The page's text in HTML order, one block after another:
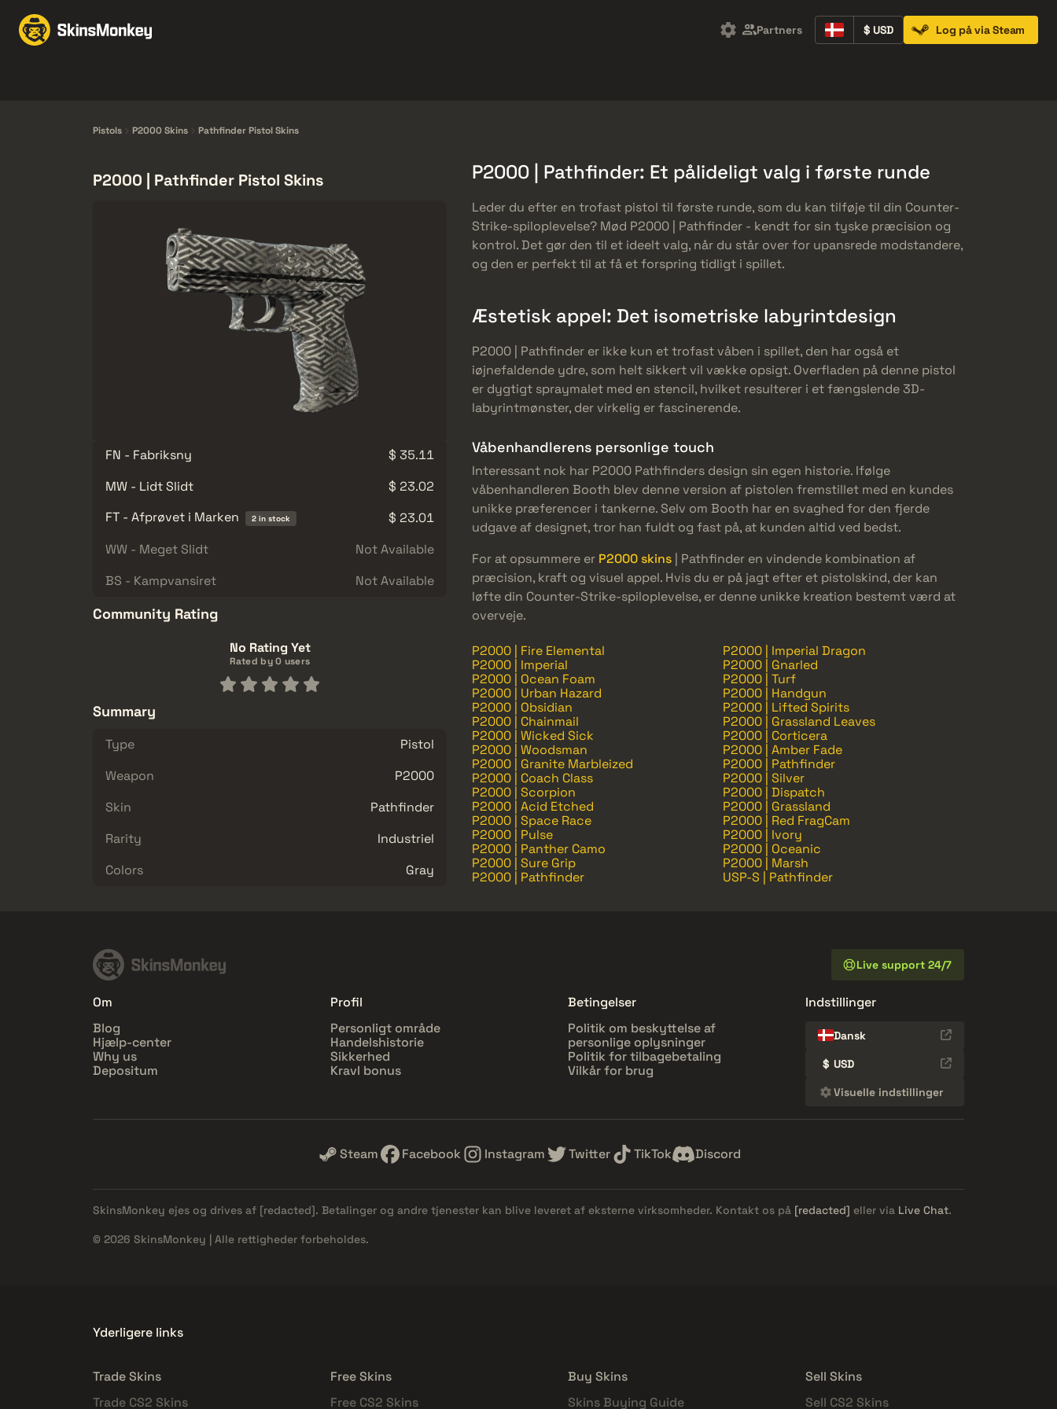
Partners $ USD Log på via Steam
Pistols P2000 Skins Pathfinder Pistol Skins
P2000 | Pathfinder Pistol Skins
FN - Fabriksny
$ 35.11
MW - Lidt Slidt
$ 23.02
FT - Afprøvet i Marken
2 in stock
$ 23.01
WW - Meget Slidt
Not Available
BS - Kampvansiret
Not Available
Community Rating
No Rating Yet
Rated by 0 users
Summary
Type
Pistol
Weapon
P2000
Skin
Pathfinder
Rarity
Industriel
Colors
Gray
P2000 | Pathfinder: Et pålideligt valg i første runde
Leder du efter en trofast pistol til første runde, som du kan tilføje til din Counter-
Strike-spiloplevelse? Mød P2000 | Pathfinder - kendt for sin tyske præcision og
kontrol. Det gør den til et ideelt valg, når du står over for upansrede modstandere,
og den er perfekt til at få et forspring tidligt i spillet.
Æstetisk appel: Det isometriske labyrintdesign
P2000 | Pathfinder er ikke kun et trofast våben i spillet, den har også et
iøjnefaldende ydre, som helt sikkert vil vække opsigt. Overfladen på denne pistol
er dygtigt spraymalet med en stencil, hvilket resulterer i et fængslende 3D-
labyrintmønster, der virkelig er fascinerende.
Våbenhandlerens personlige touch
Interessant nok har P2000 Pathfinders design sin egen historie. Ifølge
våbenhandleren Booth blev denne version af pistolen fremstillet med en kundes
unikke præferencer i tankerne. Selv om Booth har en svaghed for den fjerde
udgave af designet, tror han fuldt og fast på, at kunden altid ved bedst.
For at opsummere er P2000 skins | Pathfinder en vindende kombination af
præcision, kraft og visuel appel. Hvis du er på jagt efter et pistolskind, der kan
løfte din Counter-Strike-spiloplevelse, er denne unikke kreation bestemt værd at
overveje.
P2000 | Fire Elemental
P2000 | Imperial Dragon
P2000 | Imperial
P2000 | Gnarled
P2000 | Ocean Foam
P2000 | Turf
P2000 | Urban Hazard
P2000 | Handgun
P2000 | Obsidian
P2000 | Lifted Spirits
P2000 | Chainmail
P2000 | Grassland Leaves
P2000 | Wicked Sick
P2000 | Corticera
P2000 | Woodsman
P2000 | Amber Fade
P2000 | Granite Marbleized
P2000 | Pathfinder
P2000 | Coach Class
P2000 | Silver
P2000 | Scorpion
P2000 | Dispatch
P2000 | Acid Etched
P2000 | Grassland
P2000 | Space Race
P2000 | Red FragCam
P2000 | Pulse
P2000 | Ivory
P2000 | Panther Camo
P2000 | Oceanic
P2000 | Sure Grip
P2000 | Marsh
P2000 | Pathfinder
USP-S | Pathfinder
Live support 24/7
Om
Blog
Hjælp-center
Why us
Depositum
Profil
Personligt område
Handelshistorie
Sikkerhed
Kravl bonus
Betingelser
Politik om beskyttelse af
personlige oplysninger
Politik for tilbagebetaling
Vilkår for brug
Indstillinger
Dansk
$ USD
Visuelle indstillinger
Steam Facebook Instagram Twitter TikTok Discord
SkinsMonkey ejes og drives af [redacted]. Betalinger og andre tjenester kan blive leveret af eksterne virksomheder. Kontakt os på [redacted] eller via Live Chat.
© 2026 SkinsMonkey | Alle rettigheder forbeholdes.
Yderligere links
Trade Skins
Trade CS2 Skins
Free Skins
Free CS2 Skins
Buy Skins
Skins Buying Guide
Sell Skins
Sell CS2 Skins